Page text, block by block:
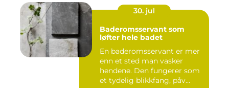
30. jul
Baderomsservant som
løfter hele badet
En baderomsservant er mer
enn et sted man vasker
hendene. Den fungerer som
et tydelig blikkfang, påv...